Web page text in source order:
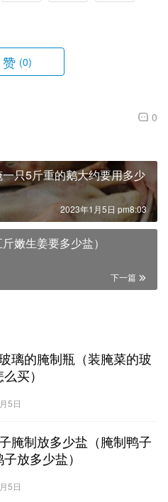
赞 (0)
0
只5斤重的鹅大约要用多少
2023年1月5日 pm8:03
嫩生姜要多少盐）
下一篇
璃的腌制瓶（装腌菜的玻
买）
5日
腌制放多少盐（腌制鸭子
放多少盐）
5日